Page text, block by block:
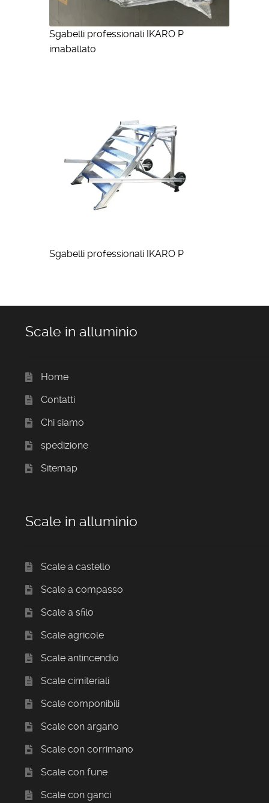
Sgabelli professionali IKARO P
imaballato
Sgabelli professionali IKARO P
Scale in alluminio
Home
Contatti
Chi siamo
spedizione
Sitemap
Scale in alluminio
Scale a castello
Scale a compasso
Scale a sfilo
Scale agricole
Scale antincendio
Scale cimiteriali
Scale componibili
Scale con argano
Scale con corrimano
Scale con fune
Scale con ganci